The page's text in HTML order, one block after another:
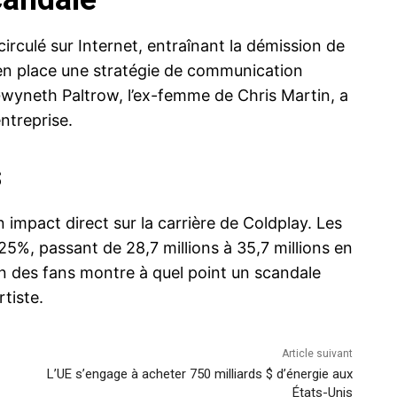
sur Internet, entraînant la démission de
place une stratégie de communication
Paltrow, l’ex-femme de Chris Martin, a
impact direct sur la carrière de Coldplay. Les
passant de 28,7 millions à 35,7 millions en
des fans montre à quel point un scandale
Article suivant
L’UE s’engage à acheter 750 milliards $ d’énergie aux
États-Unis